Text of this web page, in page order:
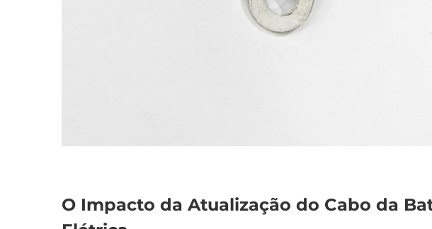
O Impacto da Atualização do Cabo da